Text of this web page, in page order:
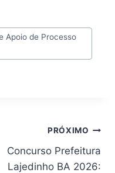
Apoio de Processo
PRÓXIMO
Concurso Prefeitura
Lajedinho BA 2026: